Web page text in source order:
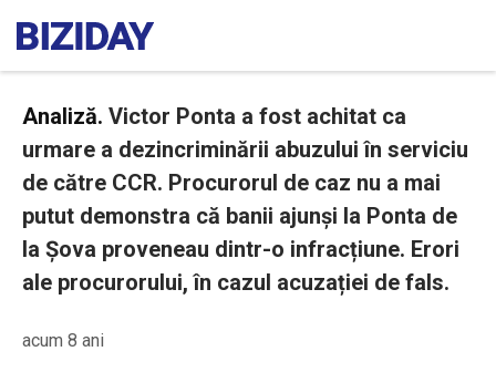
Analiză. Victor Ponta a fost achitat ca
urmare a dezincriminării abuzului în serviciu
de către CCR. Procurorul de caz nu a mai
putut demonstra că banii ajunși la Ponta de
la Șova proveneau dintr-o infracțiune. Erori
ale procurorului, în cazul acuzației de fals.
acum 8 ani